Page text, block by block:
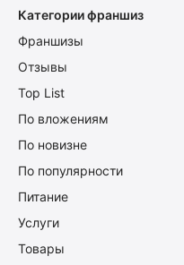
Категории франшиз
Франшизы
Отзывы
Top List
По вложениям
По новизне
По популярности
Питание
Услуги
Товары